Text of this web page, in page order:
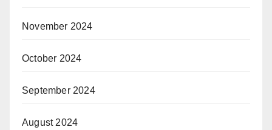
November 2024
October 2024
September 2024
August 2024